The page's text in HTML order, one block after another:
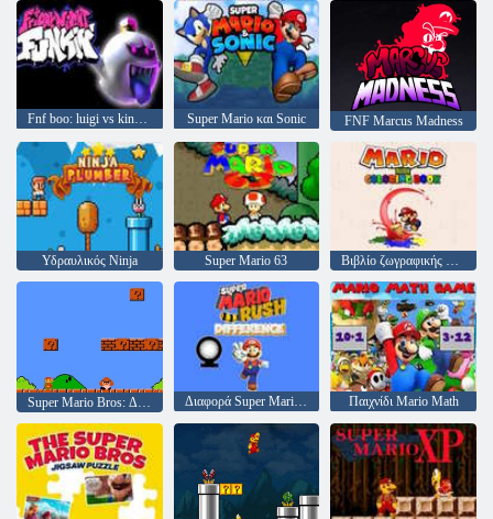
Fnf boo: luigi vs kingboo Super Mario και Sonic FNF Marcus Madness
Υδραυλικός Ninja Super Mario 63 Βιβλίο ζωγραφικής Mario Rush
Super Mario Bros: Δύο παίκτες hack Διαφορά Super Mario Rush Παιχνίδι Mario Math